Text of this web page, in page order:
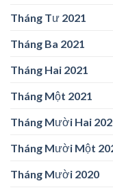
Tháng Tư 2021
Tháng Ba 2021
Tháng Hai 2021
Tháng Một 2021
Tháng Mười Hai
Tháng Mười Một
Tháng Mười 2020